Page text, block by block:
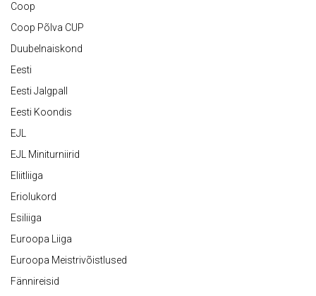
Coop
Coop Põlva CUP
Duubelnaiskond
Eesti
Eesti Jalgpall
Eesti Koondis
EJL
EJL Miniturniirid
Eliitliiga
Eriolukord
Esiliiga
Euroopa Liiga
Euroopa Meistrivõistlused
Fännireisid